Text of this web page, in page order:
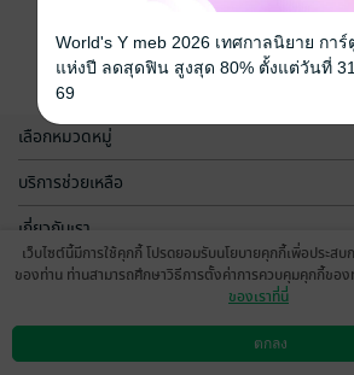
เลือกหมวดหมู่
บริการช่วยเหลือ
เกี่ยวกับเรา
กลุ่มธุรกิจในเครือ
ดาวน์โหลดแอป
เว็บไซต์นี้มีการใช้คุกกี้ โปรดยอมรับนโยบายคุกกี้เพื่อประส
ของท่าน ท่านสามารถศึกษาวิธีการตั้งค่าการควบคุมคุกกี้ขอ
ของเราที่นี่
ตกลง
World's Y meb 2026 เทศกาลนิยาย กา
แห่งปี ลดสุดฟิน สูงสุด 80% ตั้งแต่วันที่
69